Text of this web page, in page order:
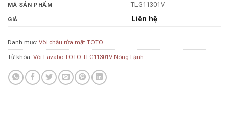
MÃ SẢN PHẨM TLG11301V
GIÁ Liên hệ
Danh mục: Vòi chậu rửa mặt TOTO
Từ khóa: Vòi Lavabo TOTO TLG11301V Nóng Lạnh